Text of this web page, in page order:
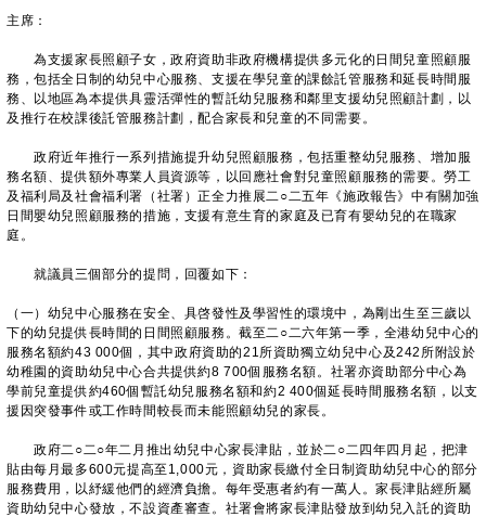
主席：
為支援家長照顧子女，政府資助非政府機構提供多元化的日間兒童照顧服
務，包括全日制的幼兒中心服務、支援在學兒童的課餘託管服務和延長時間服
務、以地區為本提供具靈活彈性的暫託幼兒服務和鄰里支援幼兒照顧計劃，以
及推行在校課後託管服務計劃，配合家長和兒童的不同需要。
政府近年推行一系列措施提升幼兒照顧服務，包括重整幼兒服務、增加服
務名額、提供額外專業人員資源等，以回應社會對兒童照顧服務的需要。勞工
及福利局及社會福利署（社署）正全力推展二○二五年《施政報告》中有關加強
日間嬰幼兒照顧服務的措施，支援有意生育的家庭及已育有嬰幼兒的在職家
庭。
就議員三個部分的提問，回覆如下：
（一）幼兒中心服務在安全、具啓發性及學習性的環境中，為剛出生至三歲以
下的幼兒提供長時間的日間照顧服務。截至二○二六年第一季，全港幼兒中心的
服務名額約43 000個，其中政府資助的21所資助獨立幼兒中心及242所附設於
幼稚園的資助幼兒中心合共提供約8 700個服務名額。社署亦資助部分中心為
學前兒童提供約460個暫託幼兒服務名額和約2 400個延長時間服務名額，以支
援因突發事件或工作時間較長而未能照顧幼兒的家長。
政府二○二○年二月推出幼兒中心家長津貼，並於二○二四年四‍月起，把津
貼由每月最多600元提高至1,000元，資助家長繳付全日制資助幼兒中心的部分
服務費用，以紓緩他們的經濟負擔。每年受惠者約有一萬人。家長津貼經所屬
資助幼兒中心發放，不設資產審查。社署會將家長津貼發放到幼兒入託的資助